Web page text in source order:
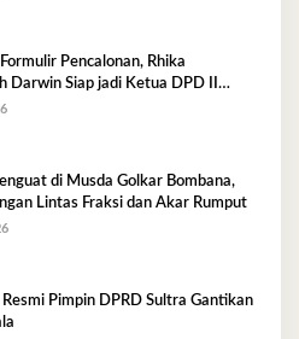
Pencalonan, Rhika
Darwin Siap jadi Ketua DPD II
di Musda Golkar Bombana,
Lintas Fraksi dan Akar Rumput
Resmi Pimpin DPRD Sultra Gantikan